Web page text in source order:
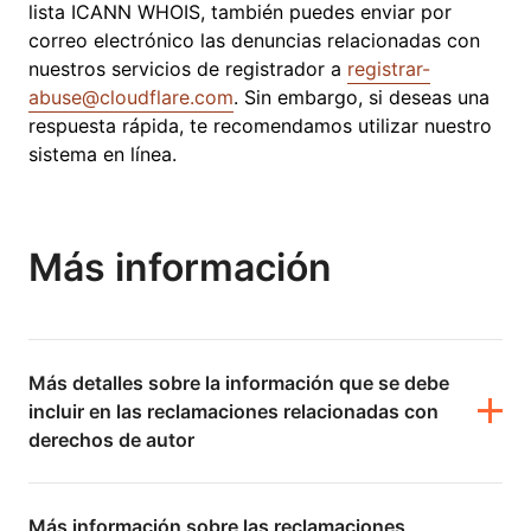
lista ICANN WHOIS, también puedes enviar por
correo electrónico las denuncias relacionadas con
nuestros servicios de registrador a registrar-
abuse@cloudflare.com. Sin embargo, si deseas una
respuesta rápida, te recomendamos utilizar nuestro
sistema en línea.
Más información
Más detalles sobre la información que se debe
incluir en las reclamaciones relacionadas con
derechos de autor
Más información sobre las reclamaciones